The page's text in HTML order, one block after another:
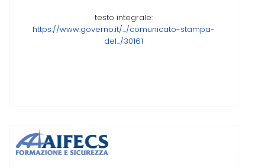
testo integrale:
https://www.governo.it/.../comunicato-stampa-
del.../30161